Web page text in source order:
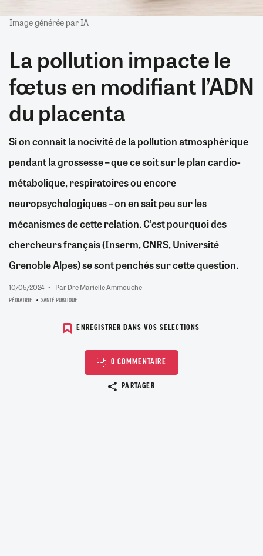
Image générée par IA
La pollution impacte le
fœtus en modifiant l’ADN
du placenta
Si on connait la nocivité de la pollution atmosphérique
pendant la grossesse – que ce soit sur le plan cardio-
métabolique, respiratoires ou encore
neuropsychologiques – on en sait peu sur les
mécanismes de cette relation. C’est pourquoi des
chercheurs français (Inserm, CNRS, Université
Grenoble Alpes) se sont penchés sur cette question.
10/05/2024 ParDre Marielle Ammouche
PÉDIATRIE SANTÉ PUBLIQUE
ENREGISTRER DANS VOS SELECTIONS
0 COMMENTAIRE
PARTAGER